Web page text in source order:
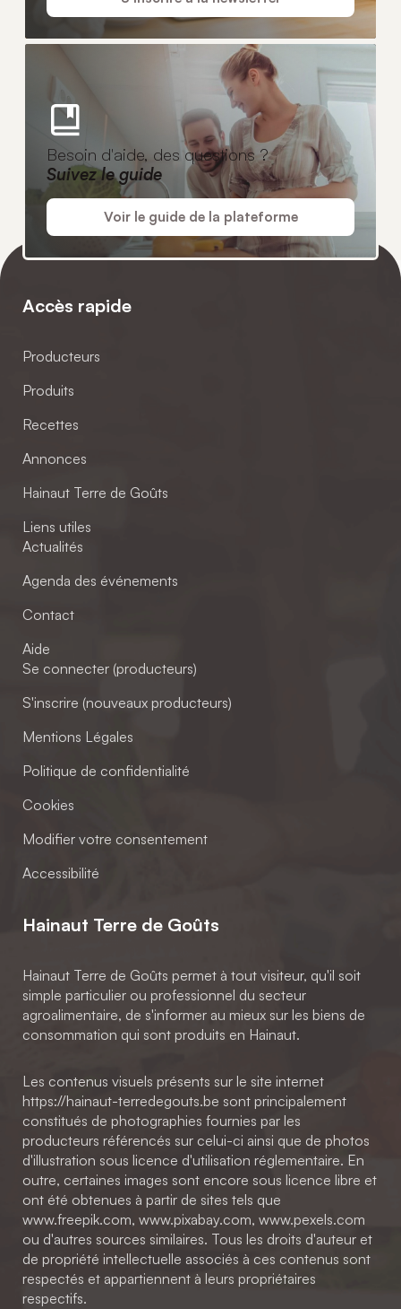
Besoin d'aide, des questions ?
Suivez le guide
Voir le guide de la plateforme
Accès rapide
Producteurs
Produits
Recettes
Annonces
Hainaut Terre de Goûts
Liens utiles
Actualités
Agenda des événements
Contact
Aide
Se connecter (producteurs)
S'inscrire (nouveaux producteurs)
Mentions Légales
Politique de confidentialité
Cookies
Modifier votre consentement
Accessibilité
Hainaut Terre de Goûts
Hainaut Terre de Goûts permet à tout visiteur, qu'il soit
simple particulier ou professionnel du secteur
agroalimentaire, de s'informer au mieux sur les biens de
consommation qui sont produits en Hainaut.
Les contenus visuels présents sur le site internet
https://hainaut-terredegouts.be sont principalement
constitués de photographies fournies par les
producteurs référencés sur celui-ci ainsi que de photos
d'illustration sous licence d'utilisation réglementaire. En
outre, certaines images sont encore sous licence libre et
ont été obtenues à partir de sites tels que
www.freepik.com, www.pixabay.com, www.pexels.com
ou d'autres sources similaires. Tous les droits d'auteur et
de propriété intellectuelle associés à ces contenus sont
respectés et appartiennent à leurs propriétaires
respectifs.